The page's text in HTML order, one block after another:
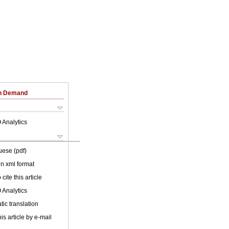
Demand
Analytics
(pdf)
xml format
cite this article
Analytics
translation
article by e-mail